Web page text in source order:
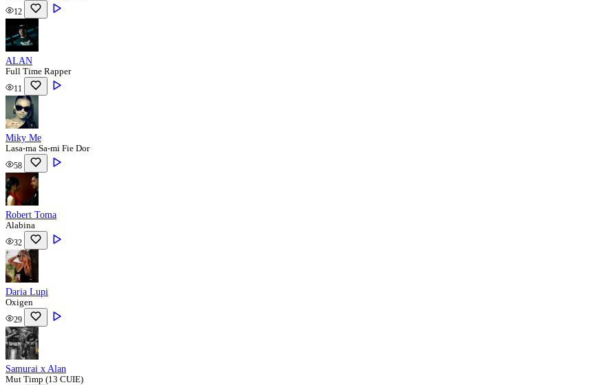
12
ALAN
Full Time Rapper
11
Miky Me
Lasa-ma Sa-mi Fie Dor
58
Robert Toma
Alabina
32
Daria Lupi
Oxigen
29
Samurai x Alan
Mut Timp (13 CUIE)